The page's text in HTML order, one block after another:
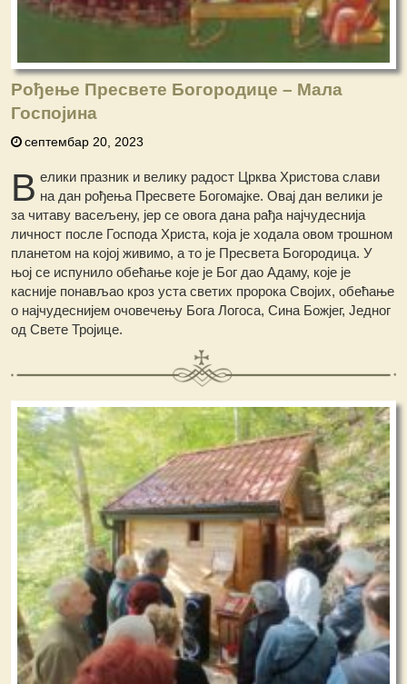
Рођење Пресвете Богородице – Мала
Госпојина
септембар 20, 2023
В елики празник и велику радост Црква Христова слави
на дан рођења Пресвете Богомајке. Овај дан велики је
за читаву васељену, јер се овога дана рађа најчудеснија
личност после Господа Христа, која је ходала овом трошном
планетом на којој живимо, а то је Пресвета Богородица. У
њој се испунило обећање које је Бог дао Адаму, које је
касније понављао кроз уста светих пророка Својих, обећање
о најчудеснијем очовечењу Бога Логоса, Сина Божјег, Једног
од Свете Тројице.